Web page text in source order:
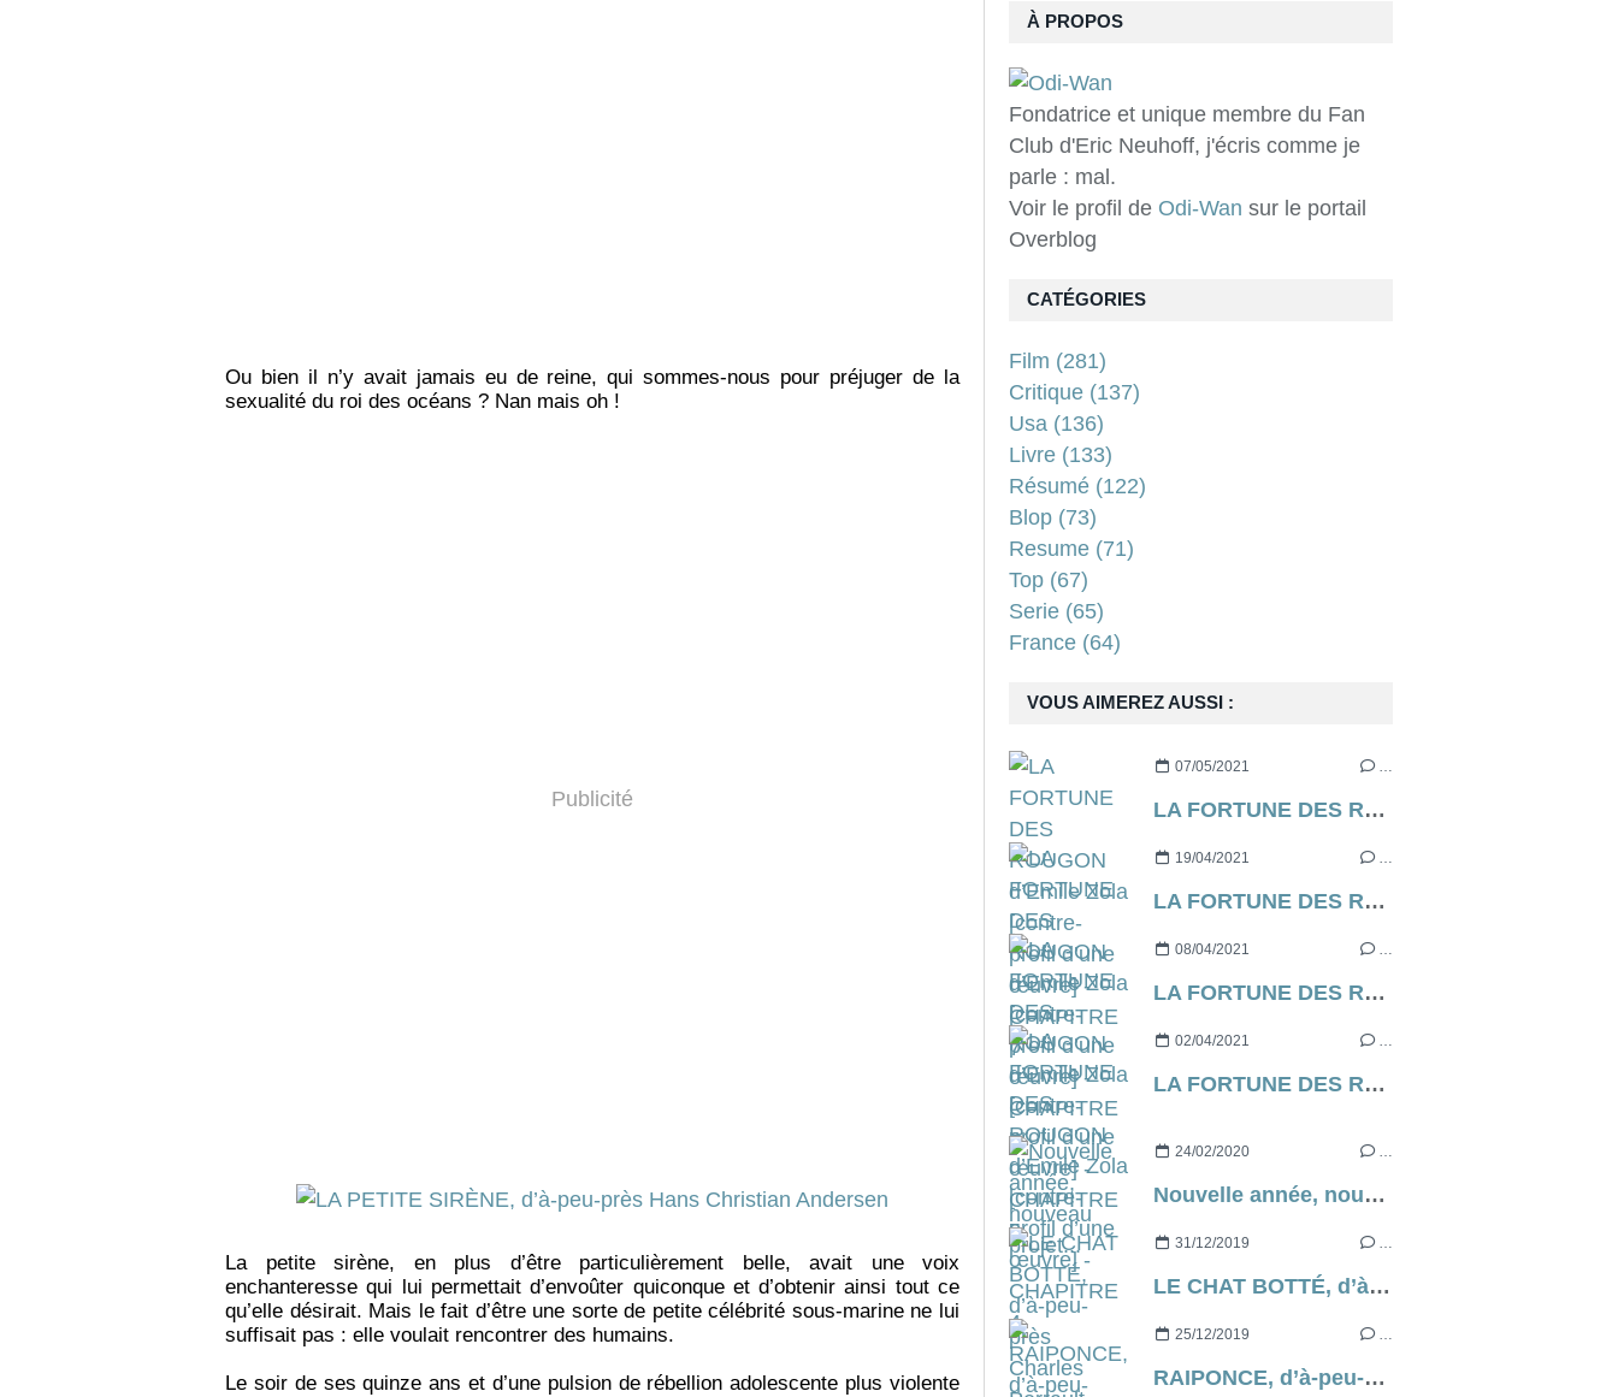
Ou bien il n’y avait jamais eu de reine, qui sommes-nous pour préjuger de la
sexualité du roi des océans ? Nan mais oh !
Publicité
La petite sirène, en plus d’être particulièrement belle, avait une voix
enchanteresse qui lui permettait d’envoûter quiconque et d’obtenir ainsi tout ce
qu’elle désirait. Mais le fait d’être une sorte de petite célébrité sous-marine ne lui
suffisait pas : elle voulait rencontrer des humains.
Le soir de ses quinze ans et d’une pulsion de rébellion adolescente plus violente
À PROPOS
Fondatrice et unique membre du Fan
Club d'Eric Neuhoff, j'écris comme je
parle : mal.
Voir le profil de Odi-Wan sur le portail
Overblog
VOUS AIMEREZ AUSSI :
07/05/2021 …
LA FORTUNE DES ROUGON d’Emile Zola [contre-profil d’une œuvre] - CHAPITRE 7
19/04/2021 …
LA FORTUNE DES ROUGON d’Emile Zola [contre-profil d’une œuvre] - CHAPITRE 6
08/04/2021 …
LA FORTUNE DES ROUGON d’Emile Zola [contre-profil d’une œuvre] - CHAPITRE 5
02/04/2021 …
LA FORTUNE DES ROUGON d’Emile Zola [contre-profil d’une œuvre] - CHAPITRE 4
24/02/2020 …
Nouvelle année, nouveau projet...
31/12/2019 …
LE CHAT BOTTÉ, d’à-peu-près Charles Perrault
25/12/2019 …
RAIPONCE, d’à-peu-près les frères Grimm
CATÉGORIES
Film (281)
Critique (137)
Usa (136)
Livre (133)
Résumé (122)
Blop (73)
Resume (71)
Top (67)
Serie (65)
France (64)